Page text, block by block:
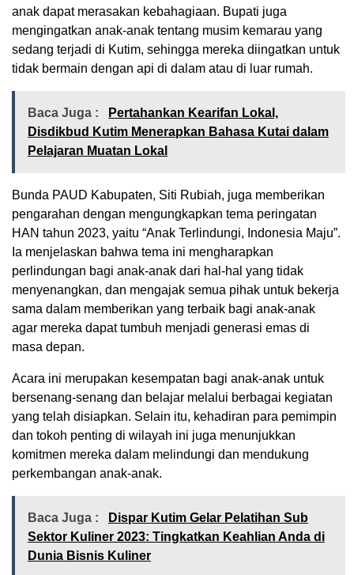
anak dapat merasakan kebahagiaan. Bupati juga
mengingatkan anak-anak tentang musim kemarau yang
sedang terjadi di Kutim, sehingga mereka diingatkan untuk
tidak bermain dengan api di dalam atau di luar rumah.
Baca Juga :
Pertahankan Kearifan Lokal,
Disdikbud Kutim Menerapkan Bahasa Kutai dalam
Pelajaran Muatan Lokal
Bunda PAUD Kabupaten, Siti Rubiah, juga memberikan
pengarahan dengan mengungkapkan tema peringatan
HAN tahun 2023, yaitu “Anak Terlindungi, Indonesia Maju”.
Ia menjelaskan bahwa tema ini mengharapkan
perlindungan bagi anak-anak dari hal-hal yang tidak
menyenangkan, dan mengajak semua pihak untuk bekerja
sama dalam memberikan yang terbaik bagi anak-anak
agar mereka dapat tumbuh menjadi generasi emas di
masa depan.
Acara ini merupakan kesempatan bagi anak-anak untuk
bersenang-senang dan belajar melalui berbagai kegiatan
yang telah disiapkan. Selain itu, kehadiran para pemimpin
dan tokoh penting di wilayah ini juga menunjukkan
komitmen mereka dalam melindungi dan mendukung
perkembangan anak-anak.
Baca Juga :
Dispar Kutim Gelar Pelatihan Sub
Sektor Kuliner 2023: Tingkatkan Keahlian Anda di
Dunia Bisnis Kuliner